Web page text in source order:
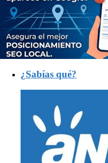
¿Sabías qué?